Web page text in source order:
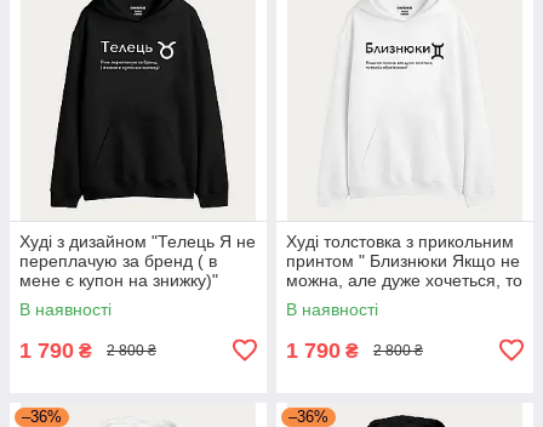
Худі з дизайном "Телець Я не
переплачую за бренд ( в
мене є купон на знижку)"
В наявності
1 790 ₴ 2 800 ₴
Худі толстовка з прикольним
принтом " Близнюки Якщо не
можна, але дуже хочеться, то
треба обов'язково!"
В наявності
1 790 ₴ 2 800 ₴
–36% –36%